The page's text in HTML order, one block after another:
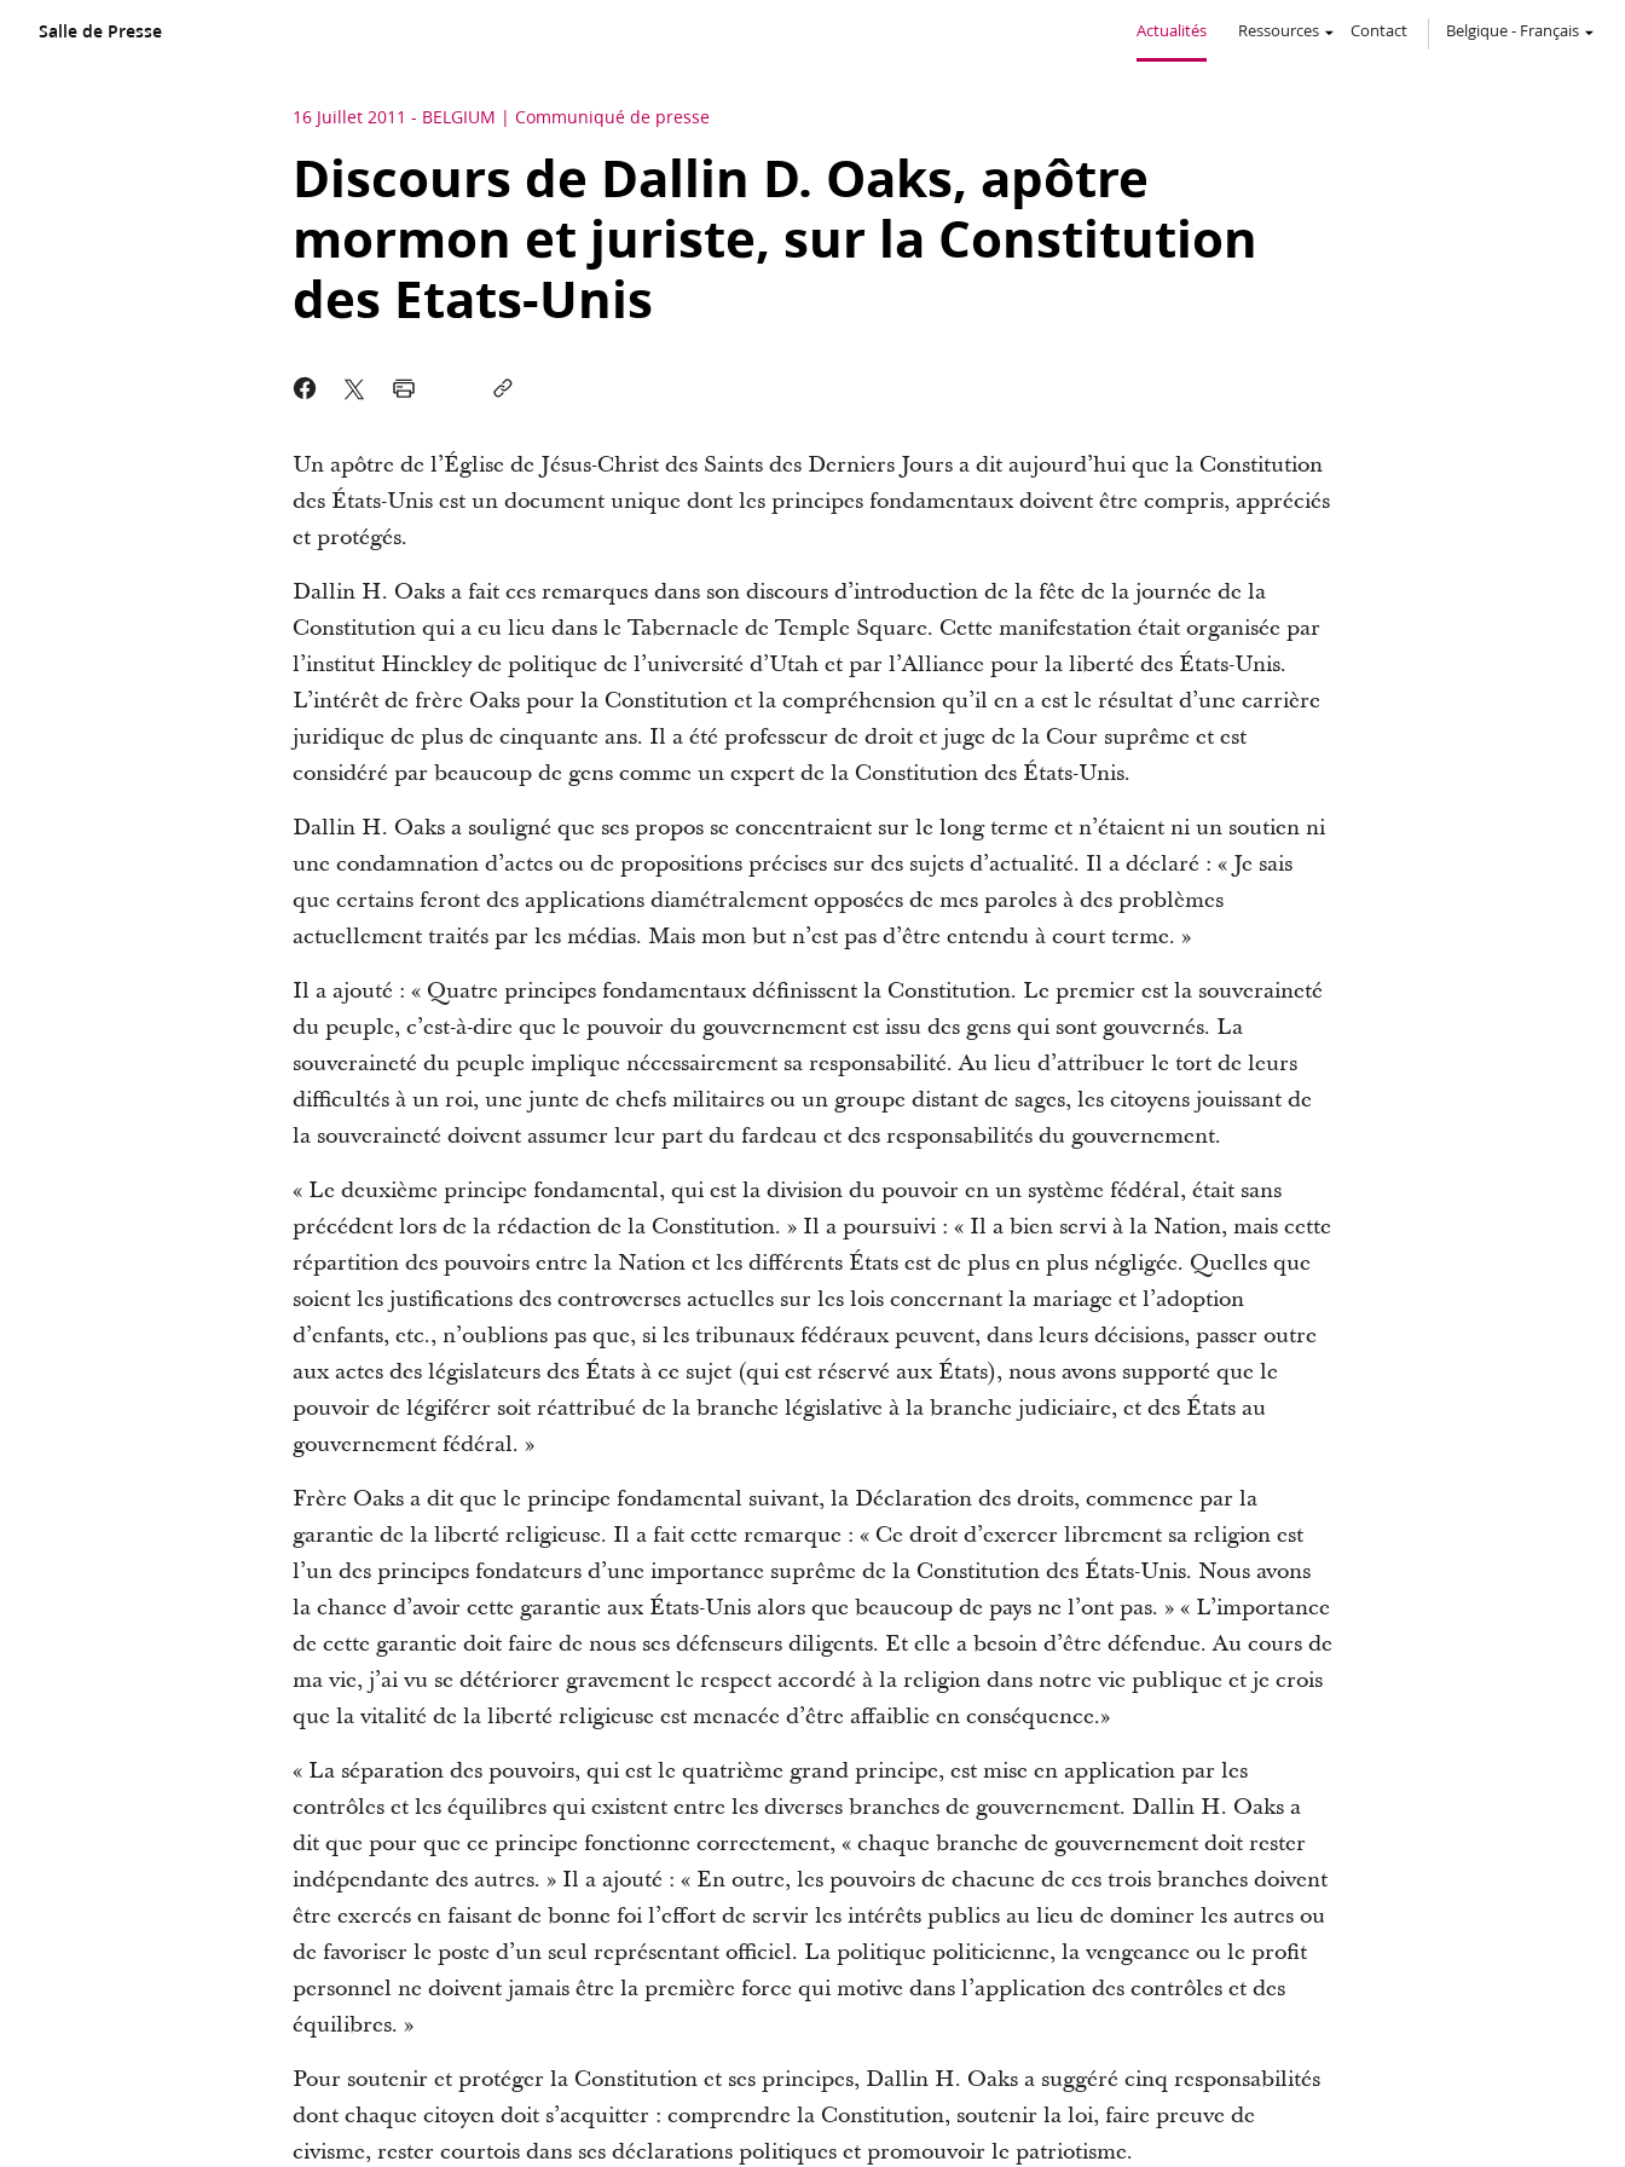
Salle de Presse Actualités Ressources Contact Belgique- Français
16 Juillet 2011 - BELGIUM Communiqué de presse
Discours de Dallin D. Oaks, apôtre
mormon et juriste, sur la Constitution
des Etats-Unis
Un apôtre de l’Église de Jésus-Christ des Saints des Derniers Jours a dit aujourd’hui que la Constitution
des États-Unis est un document unique dont les principes fondamentaux doivent être compris, appréciés
et protégés.
Dallin H. Oaks a fait ces remarques dans son discours d’introduction de la fête de la journée de la
Constitution qui a eu lieu dans le Tabernacle de Temple Square. Cette manifestation était organisée par
l’institut Hinckley de politique de l’université d’Utah et par l’Alliance pour la liberté des États-Unis.
L’intérêt de frère Oaks pour la Constitution et la compréhension qu’il en a est le résultat d’une carrière
juridique de plus de cinquante ans. Il a été professeur de droit et juge de la Cour suprême et est
considéré par beaucoup de gens comme un expert de la Constitution des États-Unis.
Dallin H. Oaks a souligné que ses propos se concentraient sur le long terme et n’étaient ni un soutien ni
une condamnation d’actes ou de propositions précises sur des sujets d’actualité. Il a déclaré : « Je sais
que certains feront des applications diamétralement opposées de mes paroles à des problèmes
actuellement traités par les médias. Mais mon but n’est pas d’être entendu à court terme. »
Il a ajouté : « Quatre principes fondamentaux définissent la Constitution. Le premier est la souveraineté
du peuple, c’est-à-dire que le pouvoir du gouvernement est issu des gens qui sont gouvernés. La
souveraineté du peuple implique nécessairement sa responsabilité. Au lieu d’attribuer le tort de leurs
difficultés à un roi, une junte de chefs militaires ou un groupe distant de sages, les citoyens jouissant de
la souveraineté doivent assumer leur part du fardeau et des responsabilités du gouvernement.
« Le deuxième principe fondamental, qui est la division du pouvoir en un système fédéral, était sans
précédent lors de la rédaction de la Constitution. » Il a poursuivi : « Il a bien servi à la Nation, mais cette
répartition des pouvoirs entre la Nation et les différents États est de plus en plus négligée. Quelles que
soient les justifications des controverses actuelles sur les lois concernant la mariage et l’adoption
d’enfants, etc., n’oublions pas que, si les tribunaux fédéraux peuvent, dans leurs décisions, passer outre
aux actes des législateurs des États à ce sujet (qui est réservé aux États), nous avons supporté que le
pouvoir de légiférer soit réattribué de la branche législative à la branche judiciaire, et des États au
gouvernement fédéral. »
Frère Oaks a dit que le principe fondamental suivant, la Déclaration des droits, commence par la
garantie de la liberté religieuse. Il a fait cette remarque : « Ce droit d’exercer librement sa religion est
l’un des principes fondateurs d’une importance suprême de la Constitution des États-Unis. Nous avons
la chance d’avoir cette garantie aux États-Unis alors que beaucoup de pays ne l’ont pas. » « L’importance
de cette garantie doit faire de nous ses défenseurs diligents. Et elle a besoin d’être défendue. Au cours de
ma vie, j’ai vu se détériorer gravement le respect accordé à la religion dans notre vie publique et je crois
que la vitalité de la liberté religieuse est menacée d’être affaiblie en conséquence.»
« La séparation des pouvoirs, qui est le quatrième grand principe, est mise en application par les
contrôles et les équilibres qui existent entre les diverses branches de gouvernement. Dallin H. Oaks a
dit que pour que ce principe fonctionne correctement, « chaque branche de gouvernement doit rester
indépendante des autres. » Il a ajouté : « En outre, les pouvoirs de chacune de ces trois branches doivent
être exercés en faisant de bonne foi l’effort de servir les intérêts publics au lieu de dominer les autres ou
de favoriser le poste d’un seul représentant officiel. La politique politicienne, la vengeance ou le profit
personnel ne doivent jamais être la première force qui motive dans l’application des contrôles et des
équilibres. »
Pour soutenir et protéger la Constitution et ses principes, Dallin H. Oaks a suggéré cinq responsabilités
dont chaque citoyen doit s’acquitter : comprendre la Constitution, soutenir la loi, faire preuve de
civisme, rester courtois dans ses déclarations politiques et promouvoir le patriotisme.